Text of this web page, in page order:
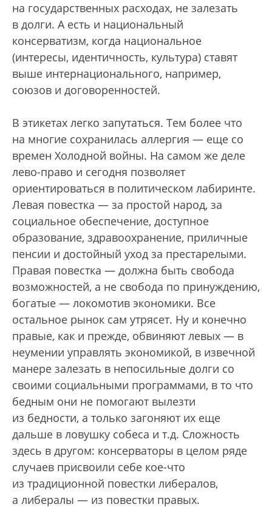
на государственных расходах, не залезать
в долги. А есть и национальный
консерватизм, когда национальное
(интересы, идентичность, культура) ставят
выше интернационального, например,
союзов и договоренностей.
В этикетах легко запутаться. Тем более что
на многие сохранилась аллергия — еще со
времен Холодной войны. На самом же деле
лево-право и сегодня позволяет
ориентироваться в политическом лабиринте.
Левая повестка — за простой народ, за
социальное обеспечение, доступное
образование, здравоохранение, приличные
пенсии и достойный уход за престарелыми.
Правая повестка — должна быть свобода
возможностей, а не свобода по принуждению,
богатые — локомотив экономики. Все
остальное рынок сам утрясет. Ну и конечно
правые, как и прежде, обвиняют левых — в
неумении управлять экономикой, в извечной
манере залезать в непосильные долги со
своими социальными программами, в то что
бедным они не помогают вылезти
из бедности, а только загоняют их еще
дальше в ловушку собеса и т.д. Сложность
здесь в другом: консерваторы в целом ряде
случаев присвоили себе кое-что
из традиционной повестки либералов,
а либералы — из повестки правых.